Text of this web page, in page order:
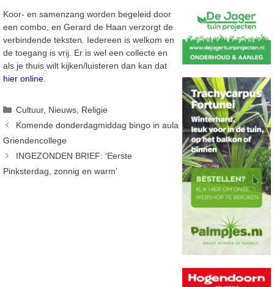
Koor- en samenzang worden begeleid door
een combo, en Gerard de Haan verzorgt de
verbindende teksten. Iedereen is welkom en
de toegang is vrij. Er is wel een collecte en
als je thuis wilt kijken/luisteren dan kan dat
hier online
Categorieën
Cultuur, Nieuws Religie
Komende donderdagmiddag bingo in aula
Griendencollege
INGEZONDEN BRIEF: ‘Eerste
Pinksterdag, zonnig en warm’